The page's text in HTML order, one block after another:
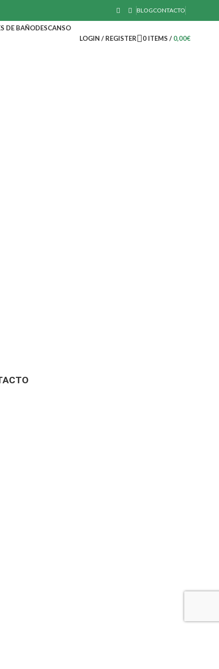
BLOGCONTACTO
DE BAÑODESCANSO
LOGIN / REGISTER 0 ITEMS / 0,00€